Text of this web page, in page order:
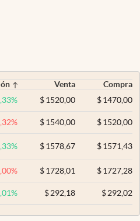
Venta
Compra
% $ 1520,00 $1470,00
% $ 1540,00 $1520,00
% $ 1578,67 $1571,43
% $ 1728,01 $1727,28
% $ 292,18 $292,02